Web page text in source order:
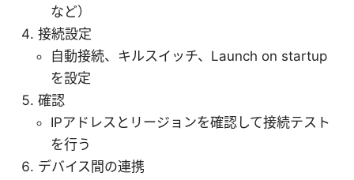
など）
接続設定
自動接続、キルスイッチ、Launch on startup
を設定
確認
IPアドレスとリージョンを確認して接続テスト
を行う
デバイス間の連携